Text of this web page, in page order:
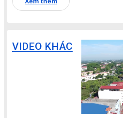
VIDEO KHÁC